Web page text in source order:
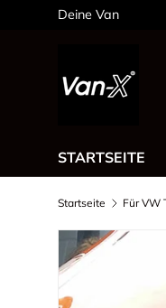
Dein Stil,
STARTSEITE
Startseite